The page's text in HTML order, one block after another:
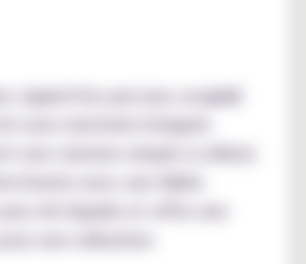
cigarettes par jour, unpod
avec batterie intégrée
une solution simple à utiliser.
avec une faible
peu d'e-liquide et offre une